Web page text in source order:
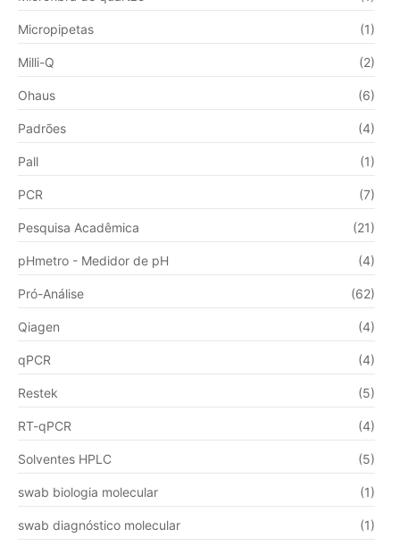
Micropipetas (1)
Milli-Q (2)
Ohaus (6)
Padrões (4)
Pall (1)
PCR (7)
Pesquisa Acadêmica (21)
pHmetro - Medidor de pH (4)
Pró-Análise (62)
Qiagen (4)
qPCR (4)
Restek (5)
RT-qPCR (4)
Solventes HPLC (5)
swab biologia molecular (1)
swab diagnóstico molecular (1)